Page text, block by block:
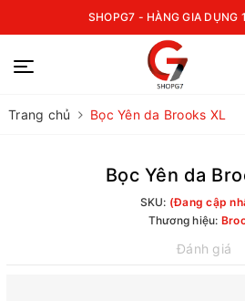
SHOPG7 - HÀNG GIA DỤNG
Trang chủ Bọc Yên da Brooks XL
Bọc Yên da
SKU: (Đang cập
Thương hiệu:
Đánh giá